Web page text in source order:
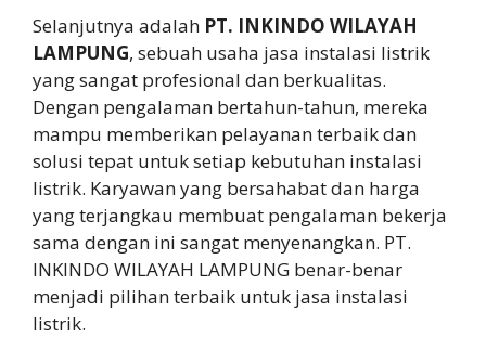
Selanjutnya adalah PT. INKINDO WILAYAH
LAMPUNG, sebuah usaha jasa instalasi listrik
yang sangat profesional dan berkualitas.
Dengan pengalaman bertahun-tahun, mereka
mampu memberikan pelayanan terbaik dan
solusi tepat untuk setiap kebutuhan instalasi
listrik. Karyawan yang bersahabat dan harga
yang terjangkau membuat pengalaman bekerja
sama dengan ini sangat menyenangkan. PT.
INKINDO WILAYAH LAMPUNG benar-benar
menjadi pilihan terbaik untuk jasa instalasi
listrik.